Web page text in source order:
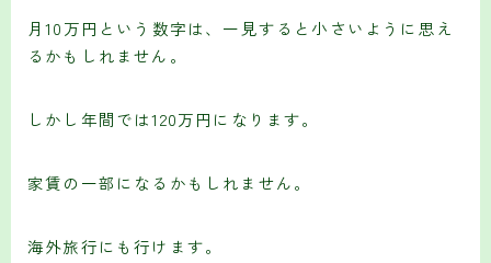
月10万円という数字は、一見すると小さいように思え
るかもしれません。
しかし年間では120万円になります。
家賃の一部になるかもしれません。
海外旅行にも行けます。